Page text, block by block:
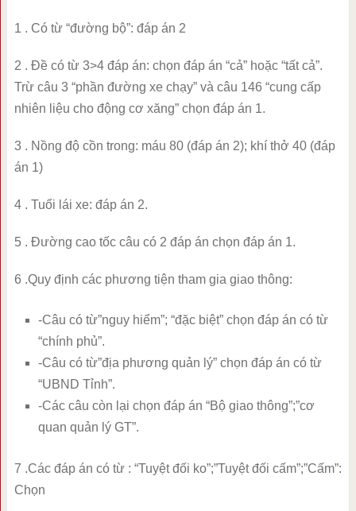
1 . Có từ “đường bộ”: đáp án 2
2 . Đề có từ 3>4 đáp án: chọn đáp án “cả” hoặc “tất cả”.
Trừ câu 3 “phần đường xe chạy” và câu 146 “cung cấp
nhiên liệu cho động cơ xăng” chọn đáp án 1.
3 . Nồng độ cồn trong: máu 80 (đáp án 2); khí thở 40 (đáp
án 1)
4 . Tuổi lái xe: đáp án 2.
5 . Đường cao tốc câu có 2 đáp án chọn đáp án 1.
6 .Quy định các phương tiện tham gia giao thông:
-Câu có từ”nguy hiểm”; “đặc biệt” chọn đáp án có từ
“chính phủ”.
-Câu có từ”địa phương quản lý” chọn đáp án có từ
“UBND Tỉnh”.
-Các câu còn lại chọn đáp án “Bộ giao thông”;”cơ
quan quản lý GT”.
7 .Các đáp án có từ : “Tuyệt đối ko”;”Tuyệt đối cấm”;”Cấm”:
Chọn